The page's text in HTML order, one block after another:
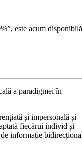
este acum
a paradigmei în
și impersonală și
fiecărui individ și
informație